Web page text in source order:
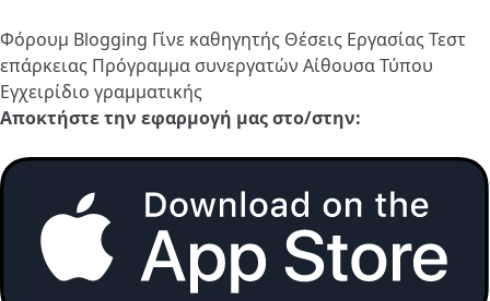
Φόρουμ Blogging Γίνε καθηγητής Θέσεις ΕργασίαςΤεστ
επάρκειας Πρόγραμμα συνεργατών Αίθουσα Τύπου
Εγχειρίδιο γραμματικής
Αποκτήστε την εφαρμογή μας στο/στην: